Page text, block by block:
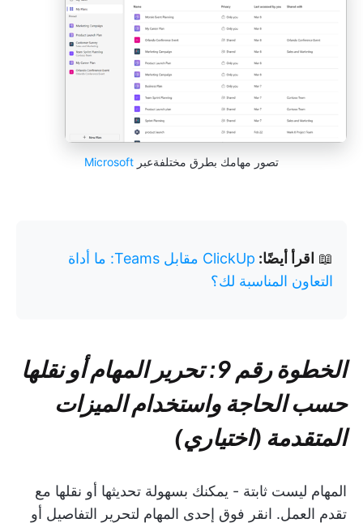
تصور مهامك بطرق مختلفةعبر Microsoft
📖 اقرأ أيضًا:
ClickUp مقابل Teams: ما أداة
التعاون المناسبة لك؟
الخطوة رقم 9: تحرير المهام أو نقلها
حسب الحاجة واستخدام الميزات
المتقدمة (اختياري)
المهام ليست ثابتة - يمكنك بسهولة تحديثها أو نقلها مع
تقدم العمل. انقر فوق إحدى المهام لتحرير التفاصيل أو